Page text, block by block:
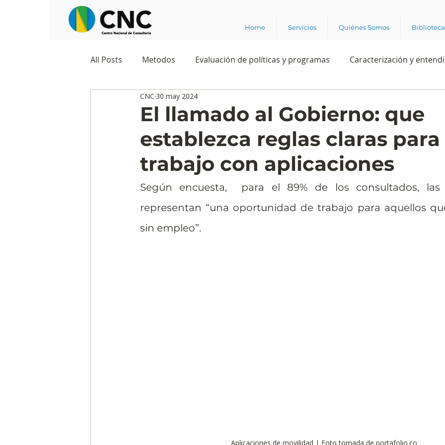
Home Servicios Quiénes Somos Biblioteca
All Posts Metodos Evaluación de políticas y programas Caracterización y
Observatorios sociales
Predicciones y tendencias Rating Política Intención de voto Consultas
El llamado al Gobierno: que
establezca reglas claras para
trabajo con aplicaciones
CNC 30 may 2024
Según encuesta,  para el 89% de los consultados, las
representan “una oportunidad de trabajo para aquellos
sin empleo”.
Aplicaciones de movilidad | Foto tomada de portafolio.co